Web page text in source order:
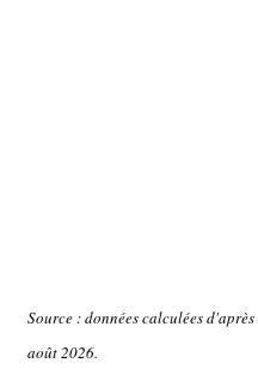
Source : données calculées
août 2026.